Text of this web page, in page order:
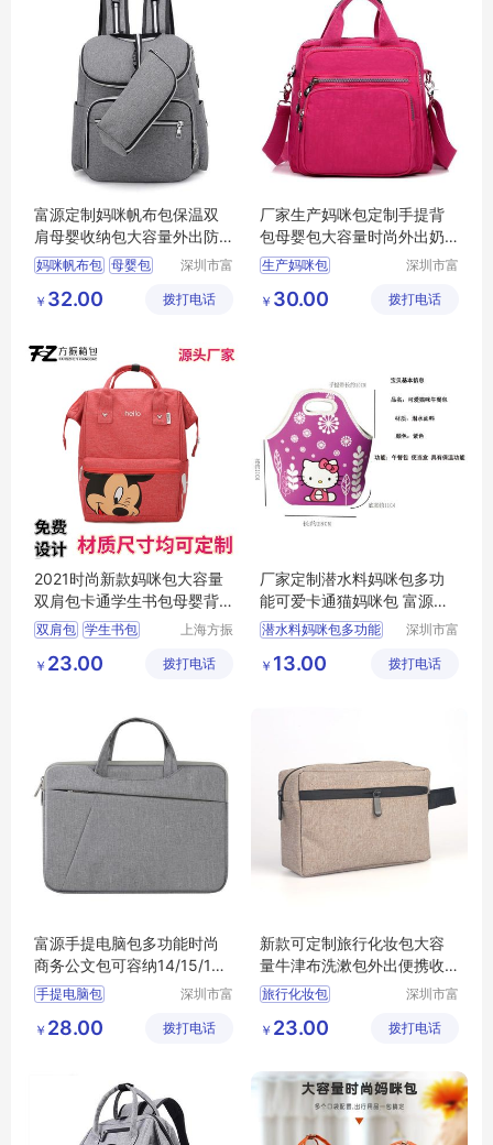
富源定制妈咪帆布包保温双
肩母婴收纳包大容量外出防
水婴儿包
妈咪帆布包 母婴包
深圳市富
限公司
￥ 32.00 拨打电话
厂家生产妈咪包定制手提背
包母婴包大容量时尚外出奶
瓶收纳包
生产妈咪包
深圳市富
限公司
￥ 30.00 拨打电话
2021时尚新款妈咪包大容量
双肩包卡通学生书包母婴背
包
双肩包 学生书包
休闲背包
上海方振
有限公司
￥ 23.00 拨打电话
厂家定制潜水料妈咪包多功
能可爱卡通猫妈咪包 富源跨
境来图定制
潜水料妈咪包多功能
深圳市富
限公司
￥ 13.00 拨打电话
富源手提电脑包多功能时尚
商务公文包可容纳14/15/16
英寸笔记本
手提电脑包
深圳市富
限公司
￥ 28.00 拨打电话
新款可定制旅行化妆包大容
量牛津布洗漱包外出便携收
纳包
旅行化妆包
深圳市富
限公司
￥ 23.00 拨打电话